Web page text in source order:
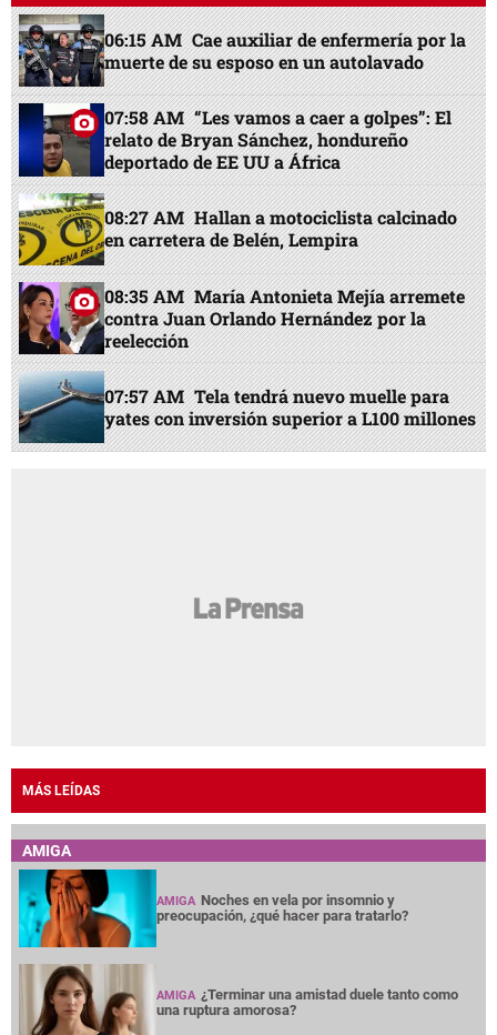
06:15 AM Cae auxiliar de enfermería por la
muerte de su esposo en un autolavado
07:58 AM “Les vamos a caer a golpes”: El
relato de Bryan Sánchez, hondureño
deportado de EE UU a África
08:27 AM Hallan a motociclista calcinado
en carretera de Belén, Lempira
08:35 AM María Antonieta Mejía arremete
contra Juan Orlando Hernández por la
reelección
07:57 AM Tela tendrá nuevo muelle para
yates con inversión superior a L100 millones
MÁS LEÍDAS
AMIGA
AMIGA Noches en vela por insomnio y
preocupación, ¿qué hacer para tratarlo?
AMIGA ¿Terminar una amistad duele tanto como
una ruptura amorosa?